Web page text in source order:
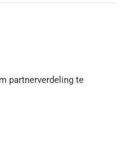
partnerverdeling te